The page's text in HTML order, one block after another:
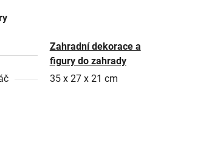
Zahradní dekorace a
figury do zahrady
35 x 27 x 21 cm